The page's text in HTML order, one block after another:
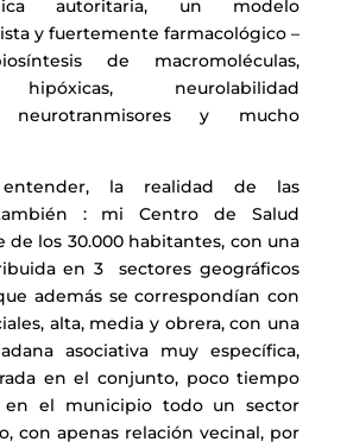
autoritaria, un modelo
y fuertemente farmacológico –
de macromoléculas,
hipóxicas, neurolabilidad
neurotranmisores y mucho
la realidad de las
: mi Centro de Salud
de los 30.000 habitantes, con una
en 3 sectores geográficos
además se correspondían con
alta, media y obrera, con una
asociativa muy específica,
en el conjunto, poco tiempo
en el municipio todo un sector
con apenas relación vecinal, por